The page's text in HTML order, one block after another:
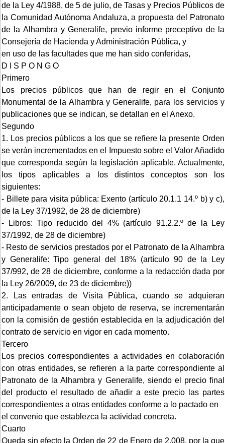
de la Ley 4/1988, de 5 de julio, de Tasas y Precios Públicos de
la Comunidad Autónoma Andaluza, a propuesta del Patronato
de la Alhambra y Generalife, previo informe preceptivo de la
Consejería de Hacienda y Administración Pública, y
en uso de las facultades que me han sido conferidas,
D I S P O N G O
Primero
Los precios públicos que han de regir en el Conjunto
Monumental de la Alhambra y Generalife, para los servicios y
publicaciones que se indican, se detallan en el Anexo.
Segundo
1. Los precios públicos a los que se refiere la presente Orden
se verán incrementados en el Impuesto sobre el Valor Añadido
que corresponda según la legislación aplicable. Actualmente,
los tipos aplicables a los distintos conceptos son los
siguientes:
- Billete para visita pública: Exento (artículo 20.1.1 14.º b) y c),
de la Ley 37/1992, de 28 de diciembre)
- Libros: Tipo reducido del 4% (artículo 91.2.2.º de la Ley
37/1992, de 28 de diciembre)
- Resto de servicios prestados por el Patronato de la Alhambra
y Generalife: Tipo general del 18% (artículo 90 de la Ley
37/992, de 28 de diciembre, conforme a la redacción dada por
la Ley 26/2009, de 23 de diciembre))
2. Las entradas de Visita Pública, cuando se adquieran
anticipadamente o sean objeto de reserva, se incrementarán
con la comisión de gestión establecida en la adjudicación del
contrato de servicio en vigor en cada momento.
Tercero
Los precios correspondientes a actividades en colaboración
con otras entidades, se refieren a la parte correspondiente al
Patronato de la Alhambra y Generalife, siendo el precio final
del producto el resultado de añadir a este precio las partes
correspondientes a otras entidades conforme a lo pactado en
el convenio que establezca la actividad concreta.
Cuarto
Queda sin efecto la Orden de 22 de Enero de 2.008, por la que